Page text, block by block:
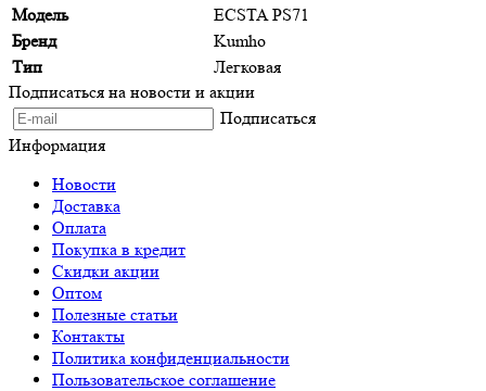
Модель
ECSTA PS71
Бренд
Kumho
Тип
Легковая
Подписаться на новости и акции
Подписаться
Информация
Новости
Доставка
Оплата
Покупка в кредит
Скидки акции
Оптом
Полезные статьи
Контакты
Политика конфиденциальности
Пользовательское соглашение